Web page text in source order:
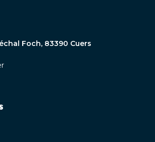
Foch, 83390 Cuers